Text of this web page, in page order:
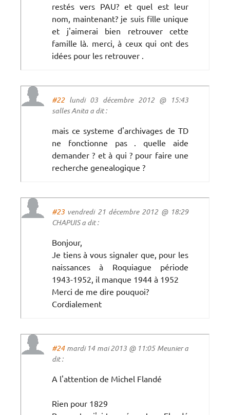
restés vers PAU? et quel est leur
nom, maintenant? je suis fille unique
et j'aimerai bien retrouver cette
famille là. merci, à ceux qui ont des
idées pour les retrouver .
#22lundi 03 décembre 2012 @ 15:43
salles Anita a dit :
mais ce systeme d'archivages de TD
ne fonctionne pas . quelle aide
demander ? et à qui ? pour faire une
recherche genealogique ?
#23 vendredi 21 décembre 2012 @ 18:29
CHAPUIS a dit :
Bonjour,
Je tiens à vous signaler que, pour les
naissances à Roquiague période
1943-1952, il manque 1944 à 1952
Merci de me dire pouquoi?
Cordialement
#24mardi 14 mai 2013 @ 11:05 Meunier a
dit :
A l'attention de Michel Flandé
Rien pour 1829